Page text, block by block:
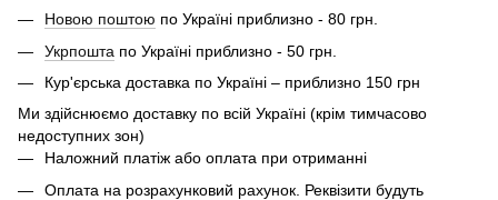
Новою поштою по Україні приблизно - 80 грн.
Укрпошта по Україні приблизно - 50 грн.
Кур'єрська доставка по Україні – приблизно 150 грн
Ми здійснюємо доставку по всій Україні (крім тимчасово
недоступних зон)
Наложний платіж або оплата при отриманні
Оплата на розрахунковий рахунок. Реквізити будуть